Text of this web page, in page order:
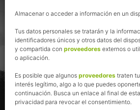
Almacenar o acceder a información en un
Tus datos personales se tratarán y la
identificadores únicos y otros datos del
y compartida con proveedores externos o
o aplicación.
Es posible que algunos proveedores traten
interés legítimo, algo a lo que puedes
continuación. Busca un enlace al final de
privacidad para revocar el consentimiento.